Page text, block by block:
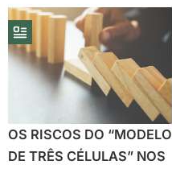
OS RISCOS DO “MODELO
DE TRÊS CÉLULAS” NOS